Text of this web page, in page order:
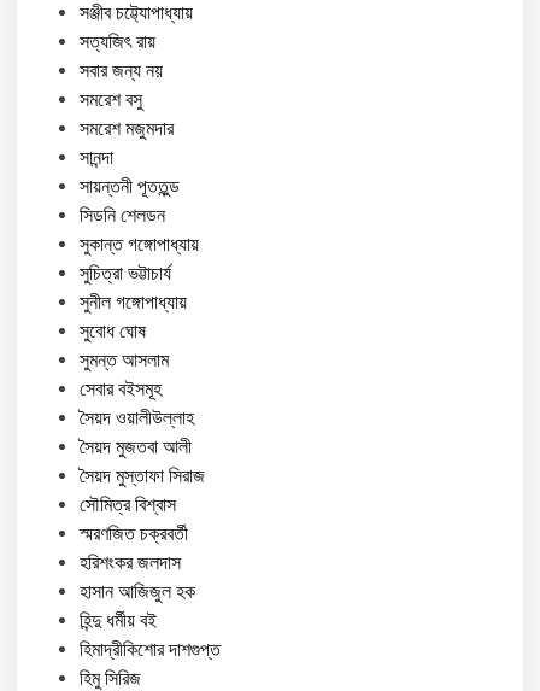
সঞ্জীব চট্ট্যোপাধ্যায়
সত্যজিৎ রায়
সবার জন্য নয়
সমরেশ বসু
সমরেশ মজুমদার
সানন্দা
সায়ন্তনী পূততুন্ড
সিডনি শেলডন
সুকান্ত গঙ্গোপাধ্যায়
সুচিত্রা ভট্টাচার্য
সুনীল গঙ্গোপাধ্যায়
সুবোধ ঘোষ
সুমন্ত আসলাম
সেবার বইসমূহ
সৈয়দ ওয়ালীউল্লাহ
সৈয়দ মুজতবা আলী
সৈয়দ মুস্তাফা সিরাজ
সৌমিত্র বিশ্বাস
স্মরণজিত চক্রবর্তী
হরিশংকর জলদাস
হাসান আজিজুল হক
হিন্দু ধর্মীয় বই
হিমাদ্রীকিশোর দাশগুপ্ত
হিমু সিরিজ